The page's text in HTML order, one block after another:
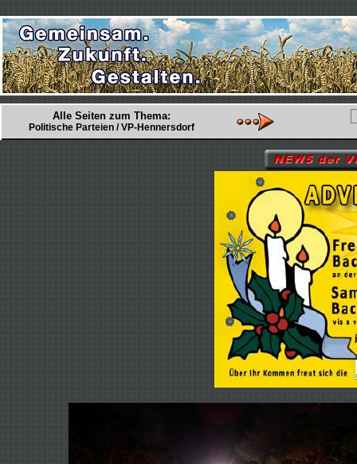
Alle Seiten zum Thema:
Politische Parteien / VP-Hennersdorf